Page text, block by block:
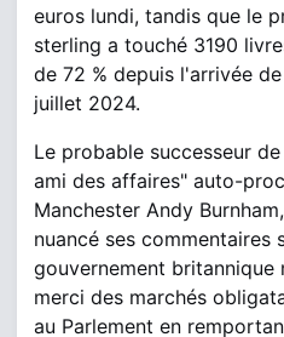
euros lundi, tandis que le
sterling a touché 3190
de 72 % depuis l'arrivée
juillet 2024.
Le probable successeur
ami des affaires" auto-
Manchester Andy
nuancé ses commentaires
gouvernement britannique
merci des marchés
au Parlement en